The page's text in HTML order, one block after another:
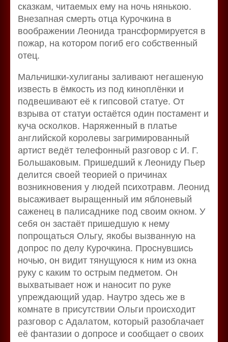
сказкам, читаемых ему на ночь нянькою.
Внезапная смерть отца Курочкина в
воображении Леонида трансформируется в
пожар, на котором погиб его собственный
отец.
Мальчишки-хулиганы заливают негашеную
известь в ёмкость из под киноплёнки и
подвешивают её к гипсовой статуе. От
взрыва от статуи остаётся один постамент и
куча осколков. Наряженный в платье
английской королевы загримированный
артист ведёт телефонный разговор с И. Г.
Большаковым. Пришедший к Леониду Пьер
делится своей теорией о причинах
возникновения у людей психотравм. Леонид
высаживает выращенный им яблоневый
саженец в палисаднике под своим окном. У
себя он застаёт пришедшую к нему
попрощаться Ольгу, якобы вызванную на
допрос по делу Курочкина. Проснувшись
ночью, он видит тянущуюся к ним из окна
руку с каким то острым педметом. Он
выхватывает нож и наносит по руке
упреждающий удар. Наутро здесь же в
комнате в присутствии Ольги происходит
разговор с Адалатом, который разоблачает
её фантазии о допросе и сообщает о своих